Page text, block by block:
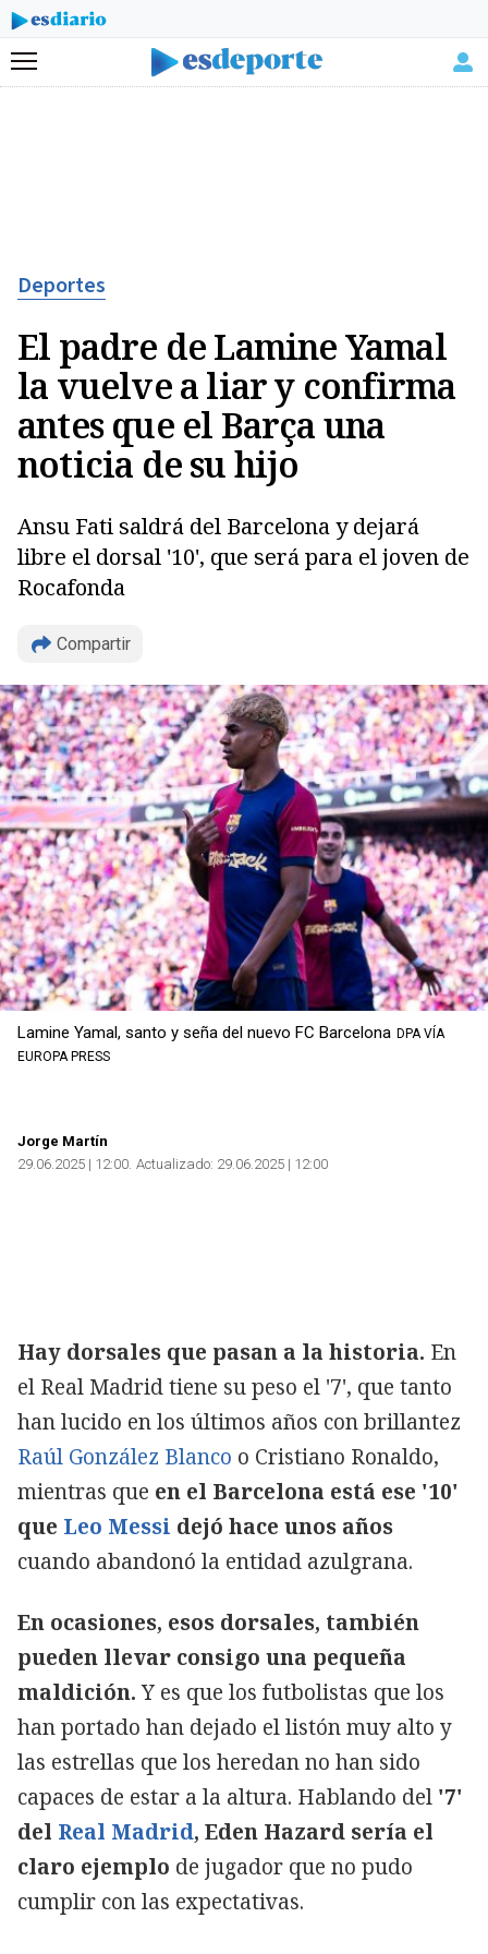
Menú
Deportes
El padre de Lamine Yamal
la vuelve a liar y confirma
antes que el Barça una
noticia de su hijo
Ansu Fati saldrá del Barcelona y dejará
libre el dorsal '10', que será para el joven de
Rocafonda
Compartir
Copiar
Lamine Yamal, santo y seña del nuevo FC Barcelona DPA VÍA
EUROPA PRESS
Jorge Martín
29.06.2025 | 12:00 Actualizado: 29.06.2025 | 12:00
Hay dorsales que pasan a la historia. En
el Real Madrid tiene su peso el '7', que tanto
han lucido en los últimos años con brillantez
Raúl González Blanco o Cristiano Ronaldo,
mientras que en el Barcelona está ese '10'
que Leo Messi dejó hace unos años
cuando abandonó la entidad azulgrana.
En ocasiones, esos dorsales, también
pueden llevar consigo una pequeña
maldición.Y es que los futbolistas que los
han portado han dejado el listón muy alto y
las estrellas que los heredan no han sido
capaces de estar a la altura. Hablando del '7'
del Real Madrid, Eden Hazard sería el
claro ejemplo de jugador que no pudo
cumplir con las expectativas.